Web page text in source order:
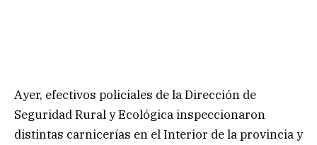
Ayer, efectivos policiales de la Dirección de
Seguridad Rural y Ecológica inspeccionaron
distintas carnicerías en el Interior de la provincia y